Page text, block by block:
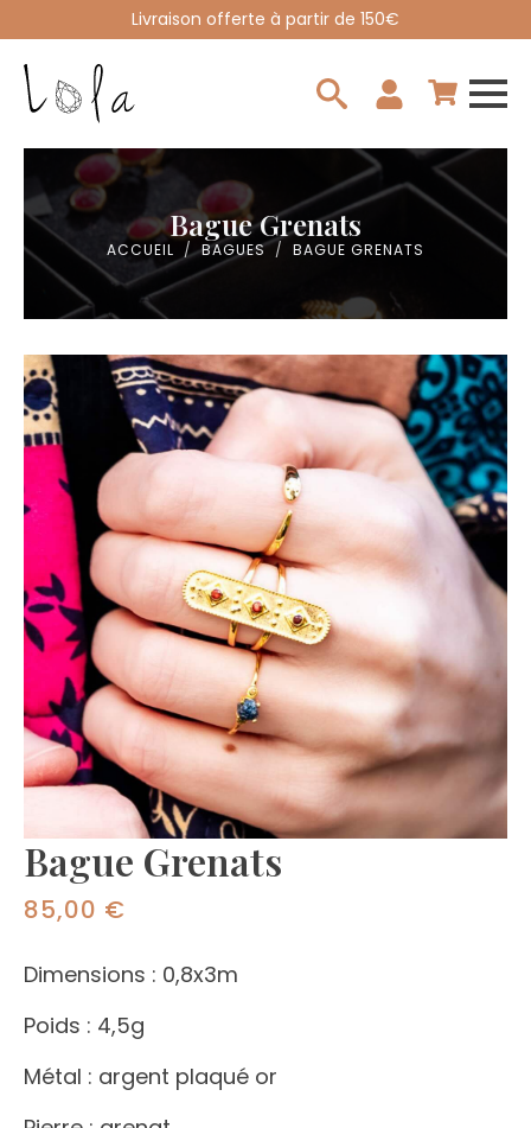
Livraison offerte à partir de 150€
Bague Grenats
ACCUEIL BAGUES BAGUE GRENATS
Bague Grenats
85,00 €
Dimensions : 0,8x3m
Poids : 4,5g
Métal : argent plaqué or